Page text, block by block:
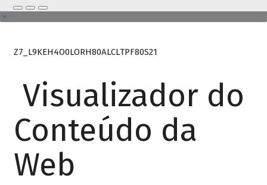
Z7_L9KEH4O0LORH80ALCLTPF80S21
Visualizador do
Conteúdo da
Web